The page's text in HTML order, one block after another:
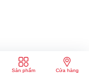
Hòa Phát
| Cung cấp bởi
Sản phẩm Cửa hàng